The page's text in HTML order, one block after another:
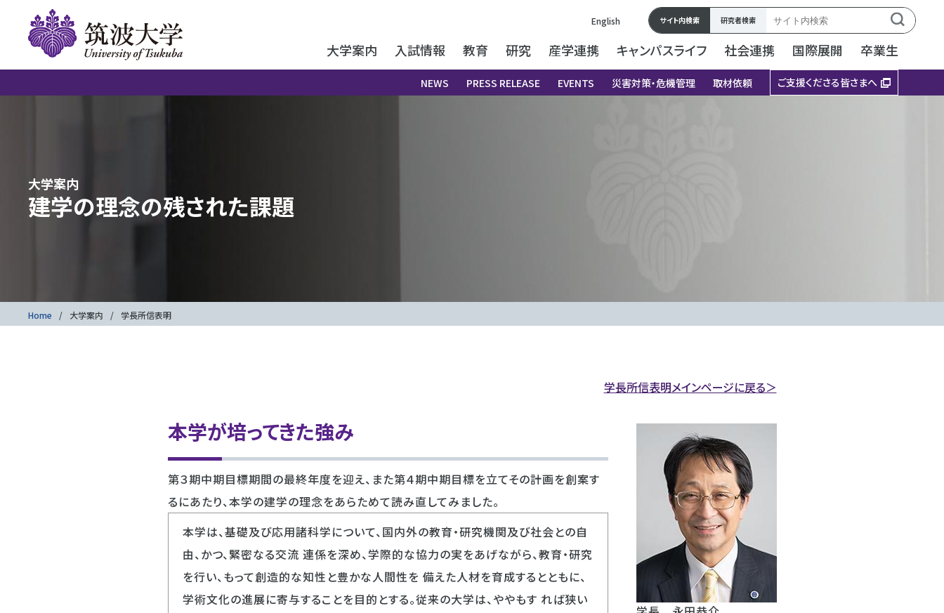
English サイト内検索 研究者検索
大学案内 入試情報 教育 研究 産学連携 キャンパスライフ 社会連携 国際展開 卒業生
NEWS PRESS RELEASE EVENTS 災害対策・危機管理 取材依頼 ご支援くださる皆さまへ
大学案内
建学の理念の残された課題
Home 大学案内 学長所信表明
学長所信表明メインページに戻る＞
本学が培ってきた強み
第３期中期目標期間の最終年度を迎え、また第４期中期目標を立てその計画を創案す
るにあたり、本学の建学の理念をあらためて読み直してみました。
本学は、基礎及び応用諸科学について、国内外の教育・研究機関及び社会との自
由、かつ、緊密なる交流 連係を深め、学際的な協力の実をあげながら、教育・研究
を行い、もって創造的な知性と豊かな人間性を 備えた人材を育成するとともに、
学術文化の進展に寄与することを目的とする。従来の大学は、ややもす れば狭い